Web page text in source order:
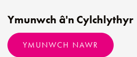
Ymunwch â'n Cylchlythyr
YMUNWCH NAWR